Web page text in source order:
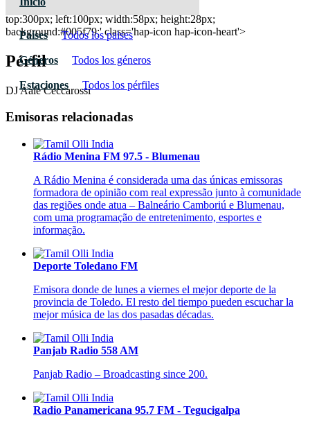
Paises Todos los paises
Géneros Todos los géneros
Estaciones Todos los pérfiles
DJ Aale Ceccarossi
top:300px; left:100px; width:58px; height:28px;
background:#005f79;' class='hap-icon hap-icon-heart'>
Pérfil
DJ Aale Ceccarossi
Emisoras relacionadas
Rádio Menina FM 97.5 - Blumenau
A Rádio Menina é considerada uma das únicas emissoras
formadora de opinião com real expressão junto à comunidade
das regiões onde atua – Balneário Camboriú e Blumenau,
com uma programação de entretenimento, esportes e
informação.
Deporte Toledano FM
Emisora donde de lunes a viernes el mejor deporte de la
provincia de Toledo. El resto del tiempo pueden escuchar la
mejor música de las dos pasadas décadas.
Panjab Radio 558 AM
Panjab Radio – Broadcasting since 200.
Radio Panamericana 95.7 FM - Tegucigalpa